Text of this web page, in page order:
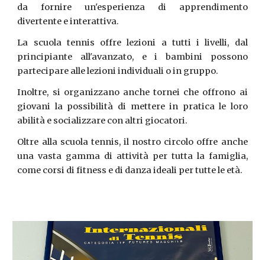
da fornire un'esperienza di apprendimento
divertente e interattiva.
La scuola tennis offre lezioni a tutti i livelli, dal
principiante all'avanzato, e i bambini possono
partecipare alle lezioni individuali o in gruppo.
Inoltre, si organizzano anche tornei che offrono ai
giovani la possibilità di mettere in pratica le loro
abilità e socializzare con altri giocatori.
Oltre alla scuola tennis, il nostro circolo offre anche
una vasta gamma di attività per tutta la famiglia,
come corsi di fitness e di danza ideali per tutte le età.